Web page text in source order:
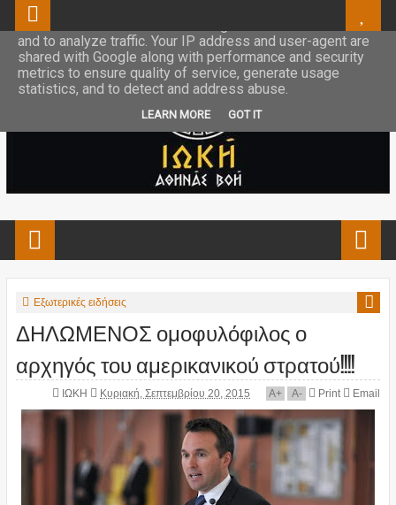
Εξωτερικές ειδήσεις
ΔΗΛΩΜΕΝΟΣ ομοφυλόφιλος ο
αρχηγός του αμερικανικού στρατού!!!!
ΙΩΚΗ Κυριακή, Σεπτεμβρίου 20, 2015 A+ A- Print Email
This site uses cookies from Google to deliver its services
and to analyze traffic. Your IP address and user-agent are
shared with Google along with performance and security
metrics to ensure quality of service, generate usage
statistics, and to detect and address abuse.
LEARN MORE GOT IT